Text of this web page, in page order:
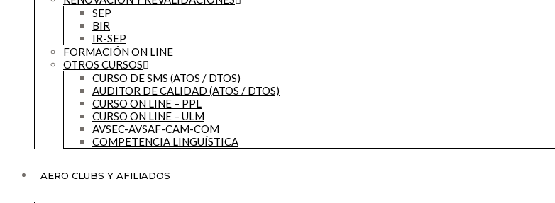
SEP
BIR
IR-SEP
FORMACIÓN ON LINE
OTROS CURSOS
CURSO DE SMS (ATOS / DTOS)
AUDITOR DE CALIDAD (ATOS / DTOS)
CURSO ON LINE – PPL
CURSO ON LINE – ULM
AVSEC-AVSAF-CAM-COM
COMPETENCIA LINGUÍSTICA
AERO CLUBS Y AFILIADOS